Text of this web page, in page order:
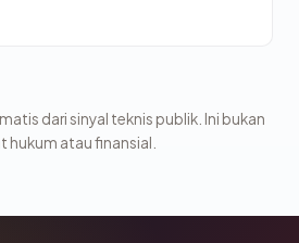
dari sinyal teknis publik. Ini bukan
hukum atau finansial.